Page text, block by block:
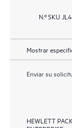
N.º SKU
Mostrar
Enviar su
HEWLETT